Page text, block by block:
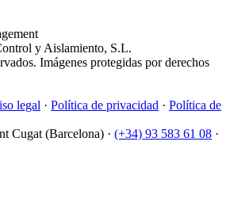
y Aislamiento, S.L.
Imágenes protegidas por derechos
legal · Política de privacidad · Política de
Cugat (Barcelona) · (+34) 93 583 61 08 ·